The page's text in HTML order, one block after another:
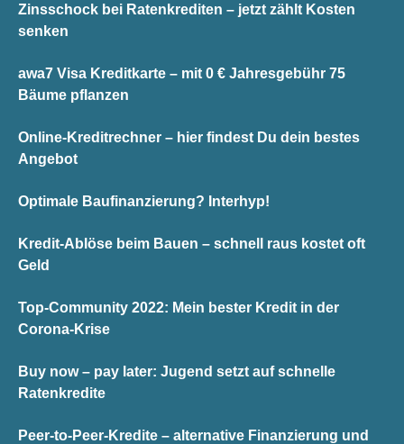
Zinsschock bei Ratenkrediten – jetzt zählt Kosten
senken
awa7 Visa Kreditkarte – mit 0 € Jahresgebühr 75
Bäume pflanzen
Online-Kreditrechner – hier findest Du dein bestes
Angebot
Optimale Baufinanzierung? Interhyp!
Kredit-Ablöse beim Bauen – schnell raus kostet oft
Geld
Top-Community 2022: Mein bester Kredit in der
Corona-Krise
Buy now – pay later: Jugend setzt auf schnelle
Ratenkredite
Peer-to-Peer-Kredite – alternative Finanzierung und